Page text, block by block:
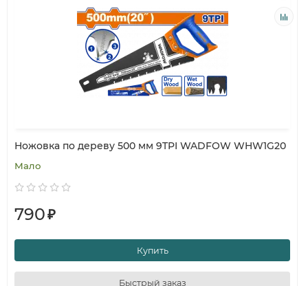
Ножовка по дереву 500 мм 9TPI WADFOW WHW1G20
Мало
790₽
Купить
Быстрый заказ